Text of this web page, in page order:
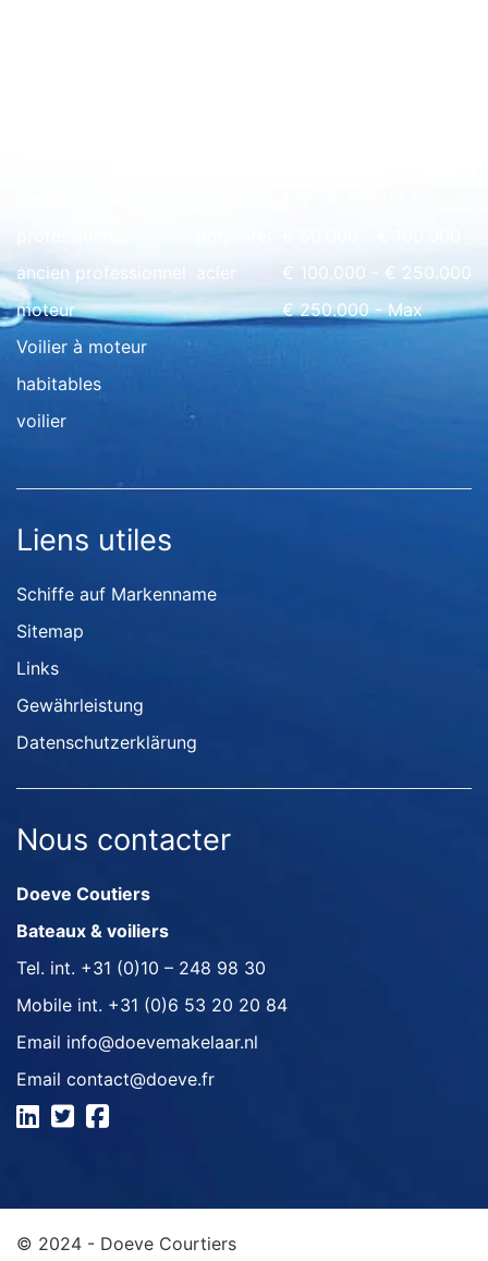
ancien professionnel
moteur
Voilier à moteur
habitables
voilier
acier
€ 100.000 - € 250.000
€ 250.000 - Max
Liens utiles
Schiffe auf Markenname
Sitemap
Links
Gewährleistung
Datenschutzerklärung
Nous contacter
Doeve Coutiers
Bateaux & voiliers
Tel. int. +31 (0)10 – 248 98 30
Mobile int. +31 (0)6 53 20 20 84
Email info@doevemakelaar.nl
Email contact@doeve.fr
© 2024 - Doeve Courtiers